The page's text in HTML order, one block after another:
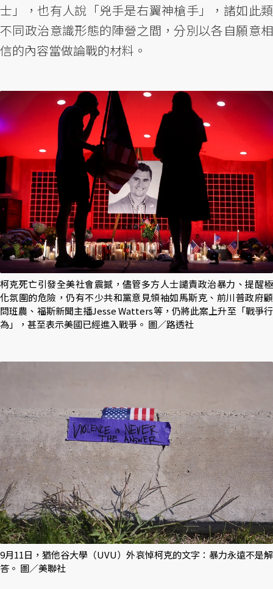
士」，也有人說「兇手是右翼神槍手」，諸如此類
不同政治意識形態的陣營之間，分別以各自願意相
信的內容當做論戰的材料。
柯克死亡引發全美社會震撼，儘管多方人士譴責政治暴力、提醒極
化氛圍的危險，仍有不少共和黨意見領袖如馬斯克、前川普政府顧
問班農、福斯新聞主播Jesse Watters等，仍將此案上升至「戰爭行
為」，甚至表示美國已經進入戰爭。 圖／路透社
9月11日，猶他谷大學（UVU）外哀悼柯克的文字：暴力永遠不是解
答。 圖／美聯社